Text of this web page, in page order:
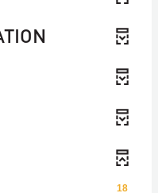
18